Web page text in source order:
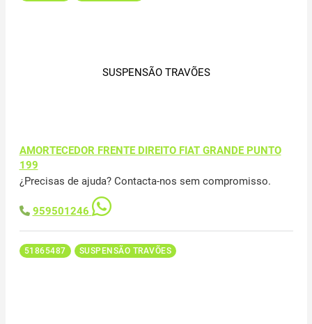
SUSPENSÃO TRAVÕES
AMORTECEDOR FRENTE DIREITO FIAT GRANDE PUNTO
199
¿Precisas de ajuda? Contacta-nos sem compromisso.
959501246
51865487 SUSPENSÃO TRAVÕES